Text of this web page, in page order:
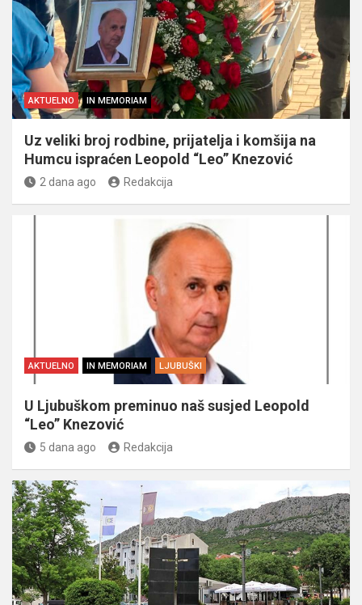
AKTUELNO IN MEMORIAM
Uz veliki broj rodbine, prijatelja i komšija na
Humcu ispraćen Leopold “Leo” Knezović
2 dana ago Redakcija
AKTUELNO IN MEMORIAM LJUBUŠKI
U Ljubuškom preminuo naš susjed Leopold
“Leo” Knezović
5 dana ago Redakcija